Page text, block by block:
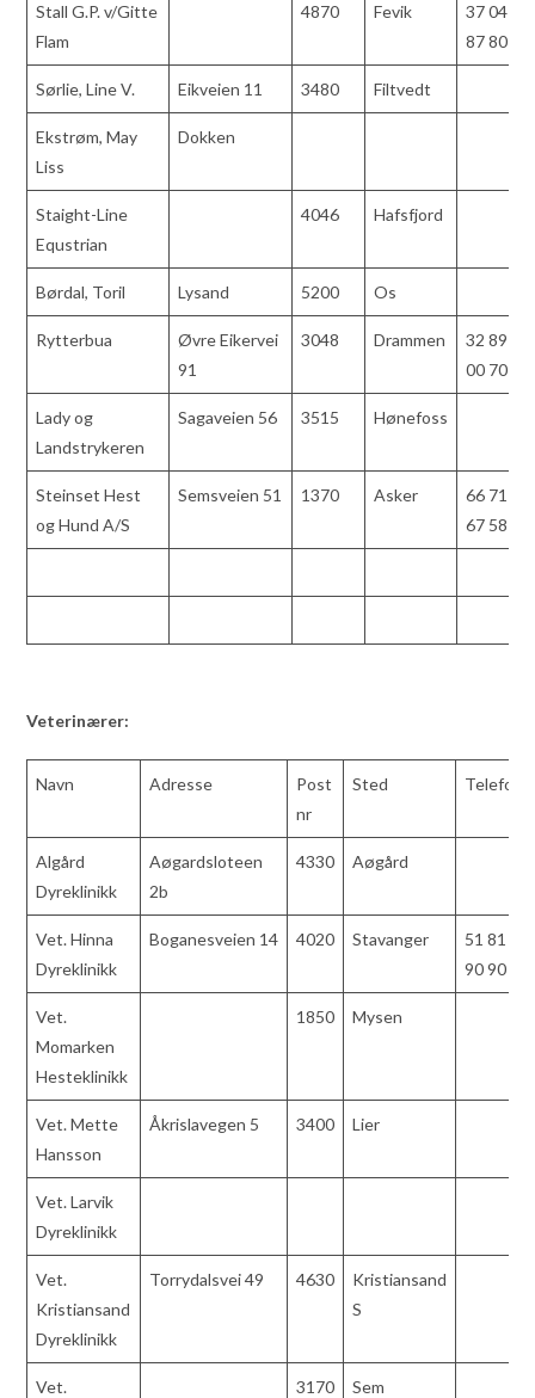
Stall G.P. v/Gitte
Flam
4870 Fevik
37 04
87 80
Sørlie, Line V. Eikveien 11 3480 Filtvedt
Ekstrøm, May
Liss
Dokken
Staight-Line
Equstrian
4046 Hafsfjord
Børdal, Toril Lysand 5200 Os
Rytterbua
Øvre Eikervei
91
3048 Drammen
32 89
00 70
Lady og
Landstrykeren
Sagaveien 56 3515 Hønefoss
Steinset Hest
og Hund A/S
Semsveien 51 1370 Asker
66 71
67 58
Veterinærer:
Navn Adresse
Post
nr
Sted Telefon
Algård
Dyreklinikk
Aøgardsloteen
2b
4330 Aøgård
Vet. Hinna
Dyreklinikk
Boganesveien 14 4020 Stavanger
51 81
90 90
Vet.
Momarken
Hesteklinikk
1850 Mysen
Vet. Mette
Hansson
Åkrislavegen 5 3400 Lier
Vet. Larvik
Dyreklinikk
Vet.
Kristiansand
Dyreklinikk
Torrydalsvei 49 4630
Kristiansand
S
Vet.
3170 Sem